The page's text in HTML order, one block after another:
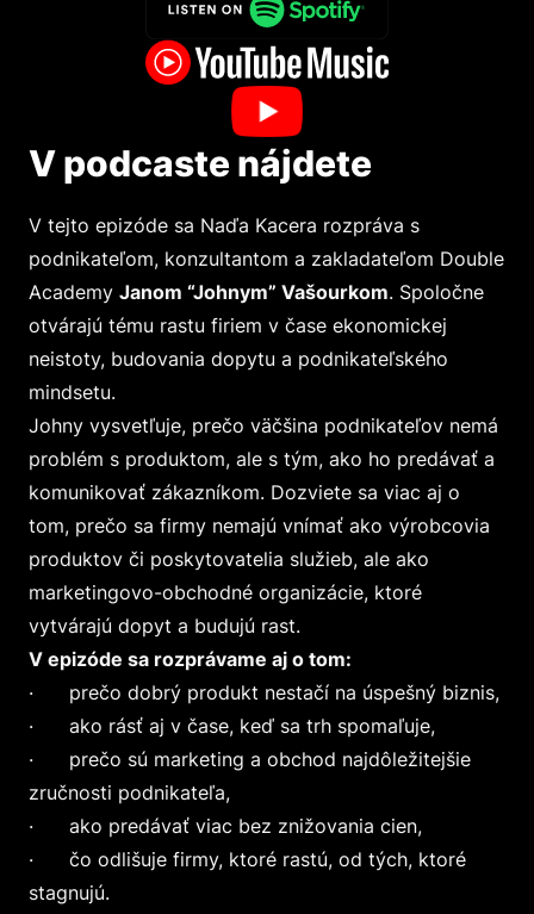
V podcaste nájdete
V tejto epizóde sa Naďa Kacera rozpráva s
podnikateľom, konzultantom a zakladateľom Double
Academy Janom “Johnym” Vašourkom. Spoločne
otvárajú tému rastu firiem v čase ekonomickej
neistoty, budovania dopytu a podnikateľského
mindsetu.
Johny vysvetľuje, prečo väčšina podnikateľov nemá
problém s produktom, ale s tým, ako ho predávať a
komunikovať zákazníkom. Dozviete sa viac aj o
tom, prečo sa firmy nemajú vnímať ako výrobcovia
produktov či poskytovatelia služieb, ale ako
marketingovo-obchodné organizácie, ktoré
vytvárajú dopyt a budujú rast.
V epizóde sa rozprávame aj o tom:
· prečo dobrý produkt nestačí na úspešný biznis,
· ako rásť aj v čase, keď sa trh spomaľuje,
· prečo sú marketing a obchod najdôležitejšie
zručnosti podnikateľa,
· ako predávať viac bez znižovania cien,
· čo odlišuje firmy, ktoré rastú, od tých, ktoré
stagnujú.